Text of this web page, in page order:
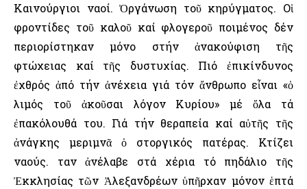
Καινούργιοι ναοί. Ὀργάνωση τοῦ κηρύγματος. Οἱ
φροντίδες τοῦ καλοῦ καί φλογεροῦ ποιμένος δέν
περιορίστηκαν μόνο στήν ἀνακούφιση τῆς
φτώχειας καί τῆς δυστυχίας. Πιό ἐπικίνδυνος
ἐχθρός ἀπό τήν ἀνέχεια γιά τόν ἄνθρωπο εἶναι «ὁ
λιμός τοῦ ἀκοῦσαι λόγον Κυρίου» μέ ὅλα τά
ἐπακόλουθά του. Γιά τήν θεραπεία καί αὐτῆς τῆς
ἀνάγκης μεριμνᾶ ὁ στοργικός πατέρας. Κτίζει
ναούς. Ὅταν ἀνέλαβε στά χέρια τό πηδάλιο τῆς
Ἐκκλησίας τῶν Ἀλεξανδρέων ὑπῆρχαν μόνον ἑπτά